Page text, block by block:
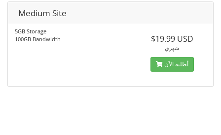
Medium Site
5GB Storage
100GB Bandwidth
$19.99 USD
شهري
أطلبه الآن